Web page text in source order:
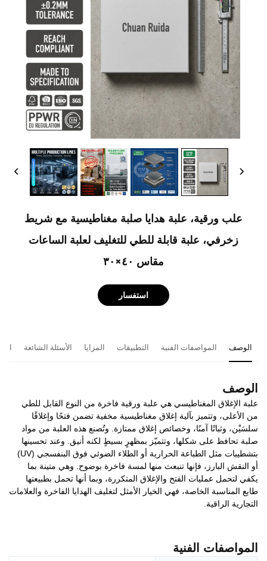
علب ورقية، علبة هدايا صلبة مغناطيسية مع شريط
زخرفي، علبة قابلة للطي للتغليف لعلبة الساعات
مقاس ٤٠×٣٠
استفسار
الوصف المواصفات الفنية التطبيقات المزايا الأسئلة الشائعة
الوصف
علبة الإغلاق المغناطيسي هي علبة ورقية فاخرة من النوع القابل للطي
من الأعلى، وتتميز بآلية إغلاق مغناطيسية مخفية تضمن فتحًا وإغلاقًا
سلسَيْن، وثباتًا آمنًا، وخصائص إغلاق ممتازة. وتُصنع هذه العلبة من مواد
صلبة تحافظ على شكلها، وتتميّز بمظهرٍ بسيطٍ لكنه أنيق. وعند تحسينها
بتشطيبات مثل الطباعة الحرارية أو الطلاء الضوئي فوق البنفسجي (UV)
أو النقش البارز، فإنها تنبعث منها لمسة فاخرة بوضوح. وهي متينة بما
يكفي لتحمل عمليات الفتح والإغلاق المتكررة، وبما أنها تحمل بطبيعتها
طابع المناسبة الخاصة، فهي الخيار الأمثل لتغليف الهدايا الفاخرة والعلامات
التجارية الراقية.
المواصفات الفنية